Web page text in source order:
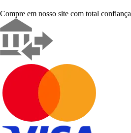
Compre em nosso site com total confiança